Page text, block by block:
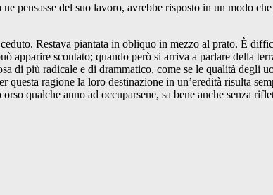
pensasse del suo lavoro, avrebbe risposto in un modo
Restava piantata in obliquo in mezzo al prato. È
apparire scontato; quando però si arriva a parlare della
di più radicale e di drammatico, come se le qualità degli
ragione la loro destinazione in un’eredità risulta
qualche anno ad occuparsene, sa bene anche senza